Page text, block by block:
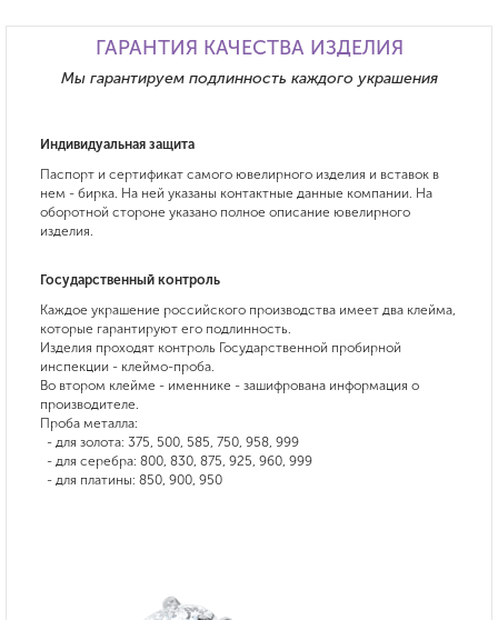
ГАРАНТИЯ КАЧЕСТВА ИЗДЕЛИЯ
Мы гарантируем подлинность каждого украшения
Индивидуальная защита
Паспорт и сертификат самого ювелирного изделия и вставок в
нем - бирка. На ней указаны контактные данные компании. На
оборотной стороне указано полное описание ювелирного
изделия.
Государственный контроль
Каждое украшение российского производства имеет два клейма,
которые гарантируют его подлинность.
Изделия проходят контроль Государственной пробирной
инспекции - клеймо-проба.
Во втором клейме - именнике - зашифрована информация о
производителе.
Проба металла:
- для золота: 375, 500, 585, 750, 958, 999
- для серебра: 800, 830, 875, 925, 960, 999
- для платины: 850, 900, 950